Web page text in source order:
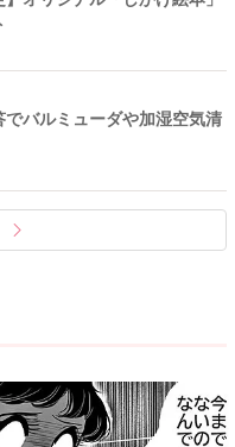
でバルミューダや加湿空気清